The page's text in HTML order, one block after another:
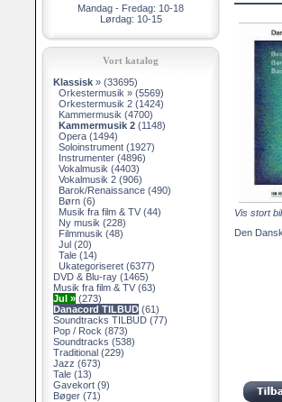
Mandag - Fredag: 10-18
Lørdag: 10-15
Vort katalog
Klassisk » (33695)
Orkestermusik » (5569)
Orkestermusik 2 (1424)
Kammermusik (4700)
Kammermusik 2 (1148)
Opera (1494)
Soloinstrument (1927)
Instrumenter (4896)
Vokalmusik (4403)
Vokalmusik 2 (906)
Barok/Renaissance (490)
Børn (6)
Musik fra film & TV (44)
Ny musik (228)
Filmmusik (48)
Jul (20)
Tale (14)
Ukategoriseret (6377)
DVD & Blu-ray (1465)
Musik fra film & TV (63)
Jul » (273)
Danacord TILBUD (61)
Soundtracks TILBUD (77)
Pop / Rock (873)
Soundtracks (538)
Traditional (229)
Jazz (673)
Tale (13)
Gavekort (9)
Bøger (71)
Vis stort
Den